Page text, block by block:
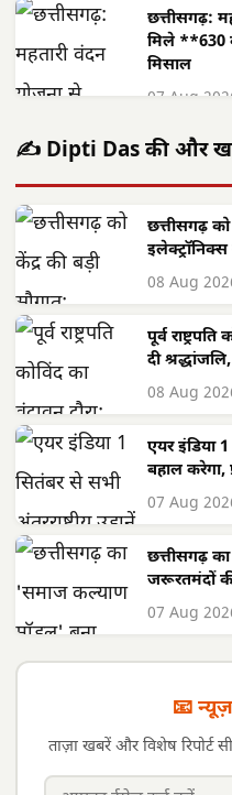
छत्तीसगढ़:
मिले **630
मिसाल
07 Aug
✍️ Dipti Das की और
छत्तीसगढ़ को
08 Aug
पूर्व
दी
08 Aug
एयर इंडिया
बहाल करेगा,
07 Aug
छत्तीसगढ़
जरूरतमंदों
07 Aug
📧
ताज़ा खबरें और विशेष